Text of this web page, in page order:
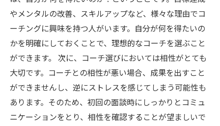
やメンタルの改善、スキルアップなど、様々な理由でコ
ーチングに興味を持つ人がいます。自分が何を得たいの
かを明確にしておくことで、理想的なコーチを選ぶこと
ができます。 次に、コーチ選びにおいては相性がとても
大切です。コーチとの相性が悪い場合、成果を出すこと
ができませんし、逆にストレスを感じてしまう可能性も
あります。そのため、初回の面談時にしっかりとコミュ
ニケーションをとり、相性を確認することが望ましいで